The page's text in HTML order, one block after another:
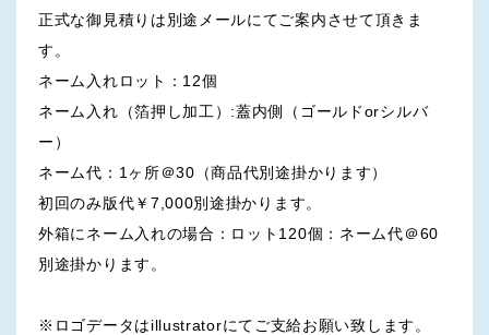
正式な御見積りは別途メールにてご案内させて頂きま
す。
ネーム入れロット：12個
ネーム入れ（箔押し加工）:蓋内側（ゴールドorシルバ
ー）
ネーム代：1ヶ所＠30（商品代別途掛かります）
初回のみ版代￥7,000別途掛かります。
外箱にネーム入れの場合：ロット120個：ネーム代＠60
別途掛かります。
※ロゴデータはillustratorにてご支給お願い致します。